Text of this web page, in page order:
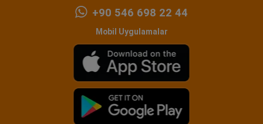
+90 546 698 22 44
Mobil Uygulamalar